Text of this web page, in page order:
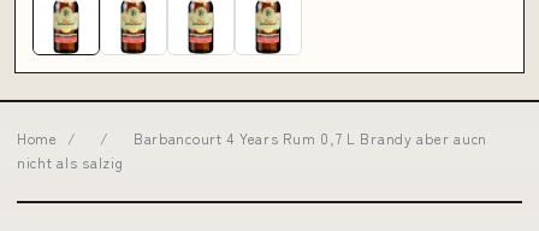
Home / /
Barbancourt 4 Years Rum 0,7 L Brandy aber aucn
nicht als salzig